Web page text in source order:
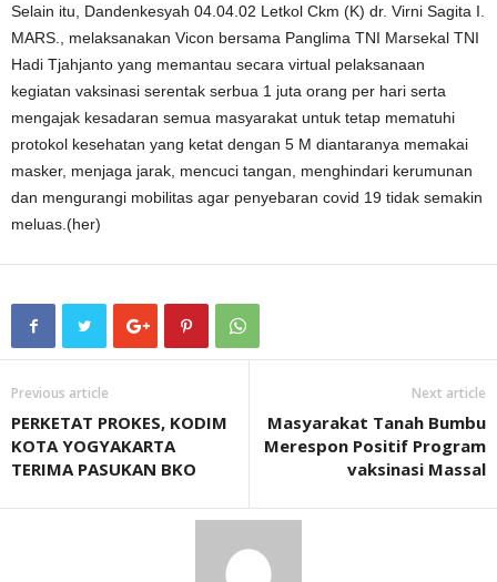
Selain itu, Dandenkesyah 04.04.02 Letkol Ckm (K) dr. Virni Sagita I.
MARS., melaksanakan Vicon bersama Panglima TNI Marsekal TNI
Hadi Tjahjanto yang memantau secara virtual pelaksanaan
kegiatan vaksinasi serentak serbua 1 juta orang per hari serta
mengajak kesadaran semua masyarakat untuk tetap mematuhi
protokol kesehatan yang ketat dengan 5 M diantaranya memakai
masker, menjaga jarak, mencuci tangan, menghindari kerumunan
dan mengurangi mobilitas agar penyebaran covid 19 tidak semakin
meluas.(her)
Previous article
PERKETAT PROKES, KODIM
KOTA YOGYAKARTA
TERIMA PASUKAN BKO
Next article
Masyarakat Tanah Bumbu
Merespon Positif Program
vaksinasi Massal